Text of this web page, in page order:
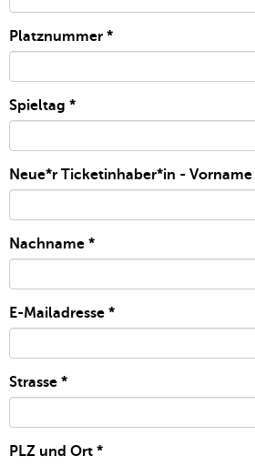
Platznummer *
Spieltag *
Neue*r Ticketinhaber*in - Vorname
Nachname *
E-Mailadresse *
Strasse *
PLZ und Ort *